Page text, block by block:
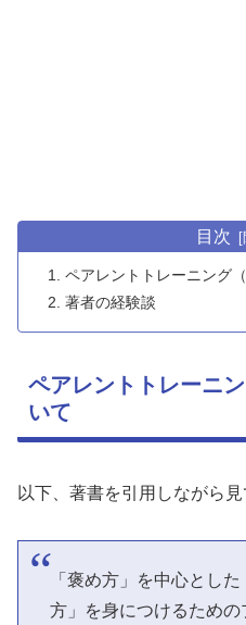
目次
ペアレントトレーニング
著者の経験談
ペアレントトレーニ
いて
以下、著書を引用しながら見
「褒め方」を中心とし
方」を身につけるため